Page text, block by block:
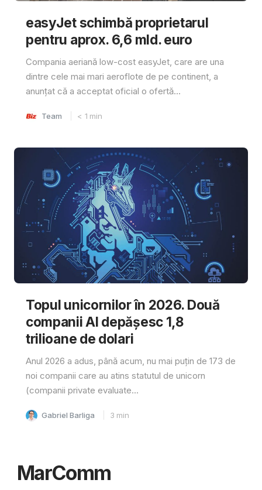
easyJet schimbă proprietarul
pentru aprox. 6,6 mld. euro
Compania aeriană low-cost easyJet, care are una
dintre cele mai mari aeroflote de pe continent, a
anunțat că a acceptat oficial o ofertă...
Team < 1 min
Topul unicornilor în 2026. Două
companii AI depășesc 1,8
trilioane de dolari
Anul 2026 a adus, până acum, nu mai puțin de 173 de
noi companii care au atins statutul de unicorn
(companii private evaluate...
Gabriel Barliga 3 min
MarComm